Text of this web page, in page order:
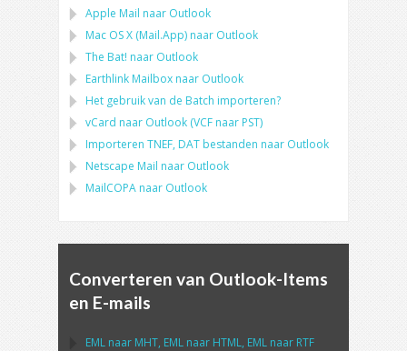
Apple Mail naar Outlook
Mac OS X (Mail.App) naar Outlook
The Bat! naar Outlook
Earthlink Mailbox naar Outlook
Het gebruik van de Batch importeren?
vCard naar Outlook (VCF naar PST)
Importeren TNEF, DAT bestanden naar Outlook
Netscape Mail naar Outlook
MailCOPA naar Outlook
Converteren van Outlook-Items
en E-mails
EML naar MHT, EML naar HTML, EML naar RTF